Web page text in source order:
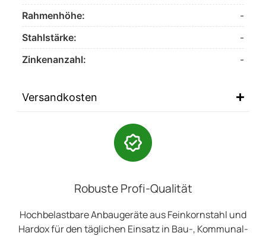
Rahmenhöhe:
-
Stahlstärke:
-
Zinkenanzahl:
-
Versandkosten
Robuste Profi-Qualität
Hochbelastbare Anbaugeräte aus Feinkornstahl und
Hardox für den täglichen Einsatz in Bau-, Kommunal-